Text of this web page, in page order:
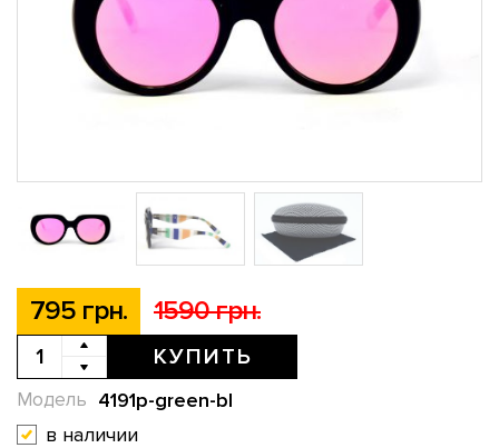
795 грн. 1590 грн.
КУПИТЬ
4191p-green-bl
Модель
в наличии